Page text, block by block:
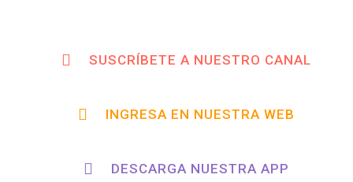
SUSCRÍBETE A NUESTRO CANAL
INGRESA EN NUESTRA WEB
DESCARGA NUESTRA APP